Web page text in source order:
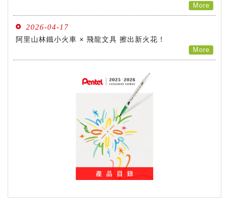
More
2026-04-17
阿里山林鐵小火車 × 飛龍文具 擦出新火花！
More